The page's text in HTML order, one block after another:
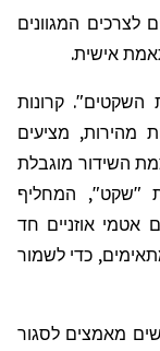
לצרכים המגוונים
אישית.
השקטים". קרונות
כעת ביותר מ-8,000 רכבות מהירות, מציעים
השידור מוגבלת
"שקט", המחליף
אטמי אוזניים חד
, כדי לשמור
מאמצים לסגור